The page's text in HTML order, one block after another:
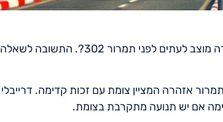
במבחן התיאוריה, ייתכן שתיתקלו בשאלה הבאה: איזה תמרור אזהרה מוצב לעתים לפני תמרור 302?. התשובה לשאלה
מציין מתן זכות קדימה בתמרור עצור. תמרור 139 הוא תמרור אזהרה המציין צומת עם זכות קדימה. דרייבלי
אם יש תנועה מתקרבת בצומת.